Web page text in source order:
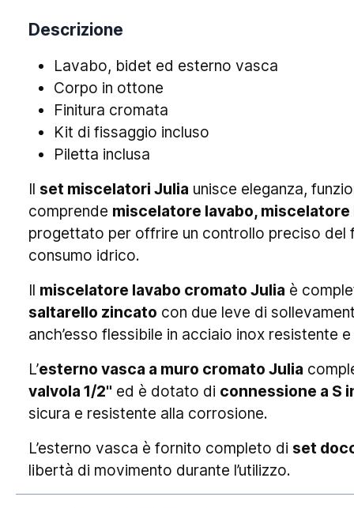
Descrizione
Lavabo, bidet ed esterno vasca
Corpo in ottone
Finitura cromata
Kit di fissaggio incluso
Piletta inclusa
Il set miscelatori Julia unisce eleganza,
comprende miscelatore lavabo,
progettato per offrire un controllo preciso del
consumo idrico.
Il miscelatore lavabo cromato Julia è
saltarello zincato con due leve di
anch’esso flessibile in acciaio inox
L’esterno vasca a muro cromato Julia
valvola 1/2" ed è dotato di connessione a S
sicura e resistente alla corrosione.
L’esterno vasca è fornito completo di set
libertà di movimento durante l’utilizzo.